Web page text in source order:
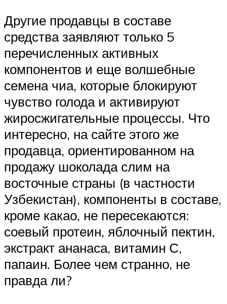
Другие продавцы в составе
средства заявляют только 5
перечисленных активных
компонентов и еще волшебные
семена чиа, которые блокируют
чувство голода и активируют
жиросжигательные процессы. Что
интересно, на сайте этого же
продавца, ориентированном на
продажу шоколада слим на
восточные страны (в частности
Узбекистан), компоненты в составе,
кроме какао, не пересекаются:
соевый протеин, яблочный пектин,
экстракт ананаса, витамин С,
папаин. Более чем странно, не
правда ли?